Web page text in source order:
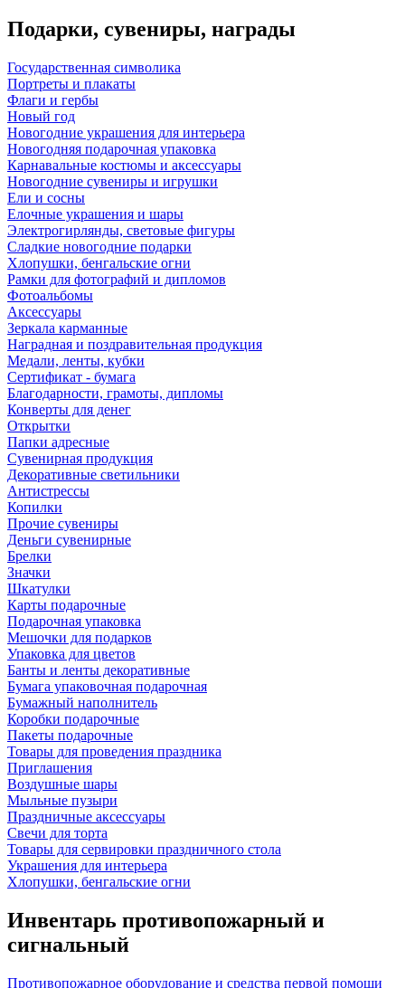
Подарки, сувениры, награды
Государственная символика
Портреты и плакаты
Флаги и гербы
Новый год
Новогодние украшения для интерьера
Новогодняя подарочная упаковка
Карнавальные костюмы и аксессуары
Новогодние сувениры и игрушки
Ели и сосны
Елочные украшения и шары
Электрогирлянды, световые фигуры
Сладкие новогодние подарки
Хлопушки, бенгальские огни
Рамки для фотографий и дипломов
Фотоальбомы
Аксессуары
Зеркала карманные
Наградная и поздравительная продукция
Медали, ленты, кубки
Сертификат - бумага
Благодарности, грамоты, дипломы
Конверты для денег
Открытки
Папки адресные
Сувенирная продукция
Декоративные светильники
Антистрессы
Копилки
Прочие сувениры
Деньги сувенирные
Брелки
Значки
Шкатулки
Карты подарочные
Подарочная упаковка
Мешочки для подарков
Упаковка для цветов
Банты и ленты декоративные
Бумага упаковочная подарочная
Бумажный наполнитель
Коробки подарочные
Пакеты подарочные
Товары для проведения праздника
Приглашения
Воздушные шары
Мыльные пузыри
Праздничные аксессуары
Свечи для торта
Товары для сервировки праздничного стола
Украшения для интерьера
Хлопушки, бенгальские огни
Инвентарь противопожарный и
сигнальный
Противопожарное оборудование и средства первой помощи